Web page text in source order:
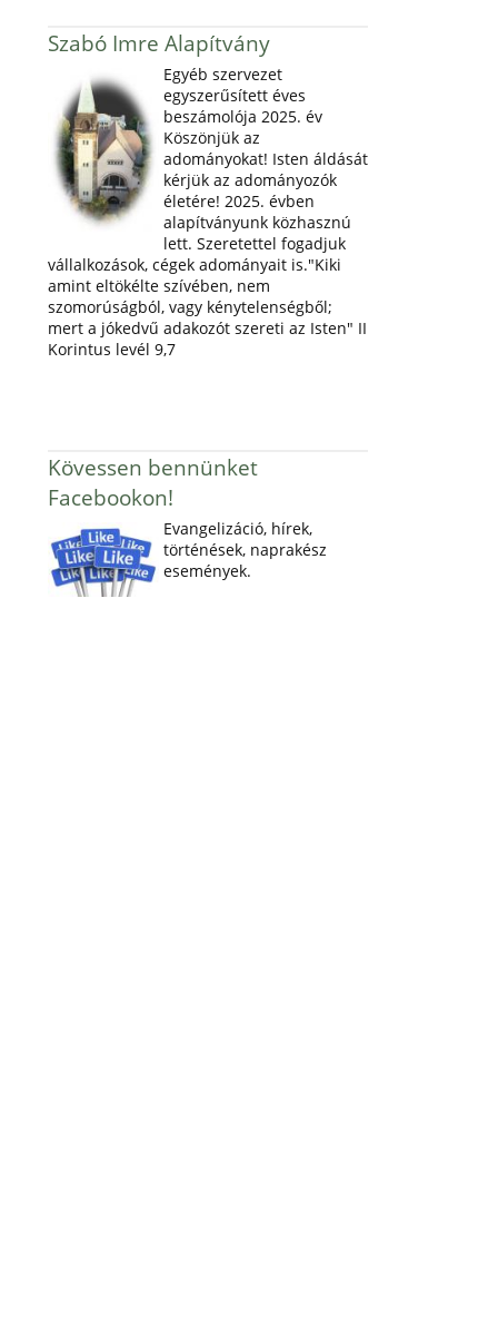
Szabó Imre Alapítvány
Egyéb szervezet
egyszerűsített éves
beszámolója 2025. év
Köszönjük az
adományokat! Isten áldását
kérjük az adományozók
életére! 2025. évben
alapítványunk közhasznú
lett. Szeretettel fogadjuk
vállalkozások, cégek adományait is."Kiki
amint eltökélte szívében, nem
szomorúságból, vagy kénytelenségből;
mert a jókedvű adakozót szereti az Isten" II
Korintus levél 9,7
Kövessen bennünket
Facebookon!
Evangelizáció, hírek,
történések, naprakész
események.